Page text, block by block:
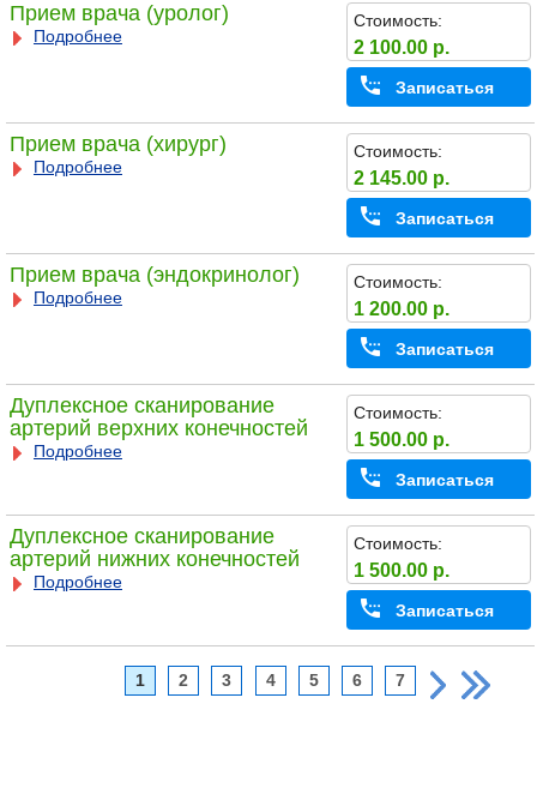
Прием врача (уролог)
Подробнее
Стоимость:
2 100.00 р.
Записаться
Прием врача (хирург)
Подробнее
Стоимость:
2 145.00 р.
Записаться
Прием врача (эндокринолог)
Подробнее
Стоимость:
1 200.00 р.
Записаться
Дуплексное сканирование
артерий верхних конечностей
Подробнее
Стоимость:
1 500.00 р.
Записаться
Дуплексное сканирование
артерий нижних конечностей
Подробнее
Стоимость:
1 500.00 р.
Записаться
1 2 3 4 5 6 7